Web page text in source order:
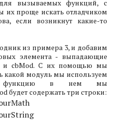
вызываемых функций, с
их проще искать отладчиком
если возникнут какие-то
из примера 3, и добавим
элемента - выпадающие
и cbMod. C их помощью мы
какой модуль мы используем
в нем мы
будет содержать три строки: